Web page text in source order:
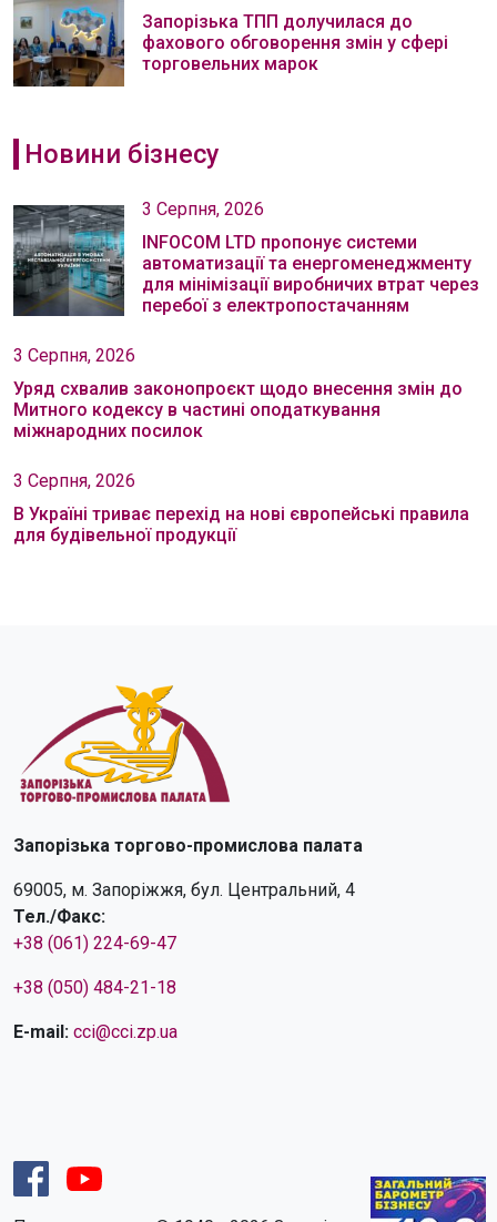
Запорізька ТПП долучилася до
фахового обговорення змін у сфері
торговельних марок
Новини бізнесу
3 Серпня, 2026
INFOCOM LTD пропонує системи
автоматизації та енергоменеджменту
для мінімізації виробничих втрат через
перебої з електропостачанням
3 Серпня, 2026
Уряд схвалив законопроєкт щодо внесення змін до
Митного кодексу в частині оподаткування
міжнародних посилок
3 Серпня, 2026
В Україні триває перехід на нові європейські правила
для будівельної продукції
Запорізька торгово-промислова палата
69005, м. Запоріжжя, бул. Центральний, 4
Тел./Факс:
+38 (061) 224-69-47
+38 (050) 484-21-18
E-mail: cci@cci.zp.ua